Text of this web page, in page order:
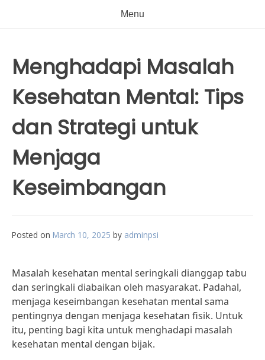
Menu
Menghadapi Masalah
Kesehatan Mental: Tips
dan Strategi untuk
Menjaga
Keseimbangan
Posted on March 10, 2025 by adminpsi
Masalah kesehatan mental seringkali dianggap tabu
dan seringkali diabaikan oleh masyarakat. Padahal,
menjaga keseimbangan kesehatan mental sama
pentingnya dengan menjaga kesehatan fisik. Untuk
itu, penting bagi kita untuk menghadapi masalah
kesehatan mental dengan bijak.